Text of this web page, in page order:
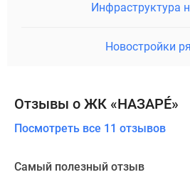
Инфраструктура
Новостройки
Отзывы о ЖК «НАЗАРÉ»
Посмотреть все 11 отзывов
Самый полезный отзыв